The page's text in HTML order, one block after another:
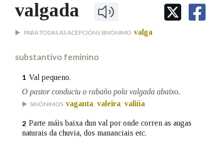
IDENTIDADE CORPORATIVA
MARCIAL DEL ADALID
CASA-MUSEO EMILIA PARDO
FIGURAS HOMENAXEADAS
HISTORIA
FacebookTwitterYoutubeInstagram
Bluesky
BUSCAR NOS LEMAS
Comeza por
Contén
valgada
PARA TODAS AS ACEPCIÓNS SINÓNIMO valga
substantivo feminino
1 Val pequeno.
O pastor conduciu o rabaño pola valgada abaixo.
SINÓNIMOS vaganta valeira valiña
2 Parte máis baixa dun val por onde corren as augas
naturais da chuvia, dos mananciais etc.